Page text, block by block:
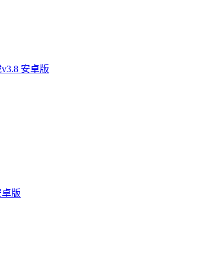
安卓版
版